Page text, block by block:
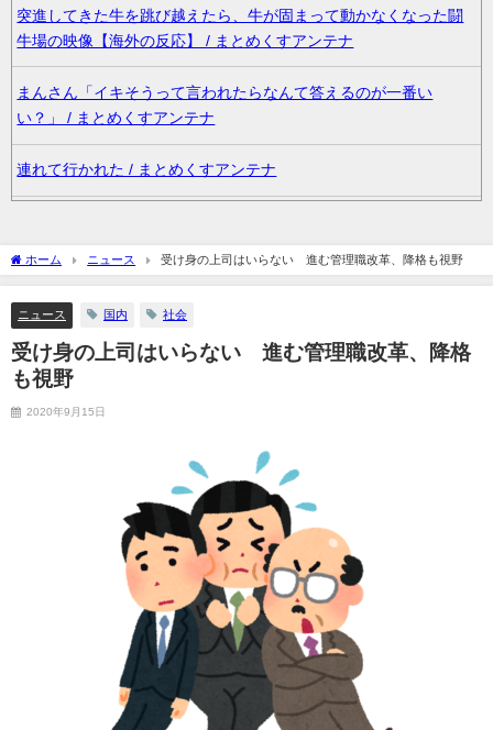
突進してきた牛を跳び越えたら、牛が固まって動かなくなった闘
牛場の映像【海外の反応】 / まとめくすアンテナ
まんさん「イキそうって言われたらなんて答えるのが一番い
い？」 / まとめくすアンテナ
連れて行かれた / まとめくすアンテナ
くすアンテナ
ない言葉が飛び出した… 他 / 2chnaviヘッドライン
クーラーボックス積んで出発→途中で買い足し…50代公務員の“ド
【画像】長濱ねる(27歳)の乳がヤバイと話題にｗｗｗｗ1700万バ
ズｗｗｗｗｗｗｗｗｗｗ 他 / 2chnaviヘッドライン
【画像】人気Vチューバーさん、とんでもない姿を披露ｗｗｗｗｗ
ｗｗｗｗｗ 他 / 2chnaviヘッドライン
【悲報】2050年の日本、独身ボッチ祭りが現実になるとかｗｗｗ
ｗ 他 / 2chnaviヘッドライン
Powered by livedoor 相互RSS
ホーム ニュース 受け身の上司はいらない 進む管理職改革、降格も視野
ニュース 国内 社会
受け身の上司はいらない 進む管理職改革、降格
も視野
2020年9月15日